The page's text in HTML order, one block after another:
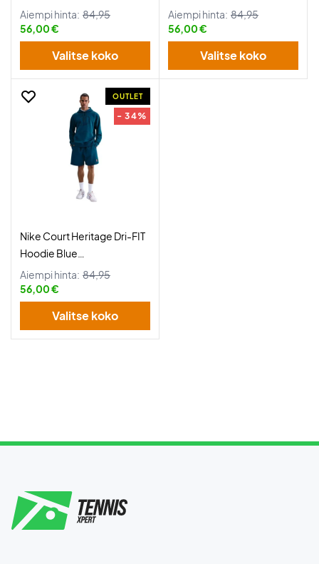
Aiempi hinta: 84,95
56,00 €
Valitse koko
Russet/Cinnamon
Aiempi hinta: 84,95
56,00 €
Valitse koko
OUTLET
- 34%
Nike Court Heritage Dri-FIT
Hoodie Blue
Force/Obsidian
Aiempi hinta: 84,95
56,00 €
Valitse koko